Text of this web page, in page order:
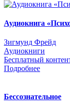
Аудиокнига
Зигмунд Фрейд
Аудиокниги
Бесплатный
Подробнее
Бессознательное